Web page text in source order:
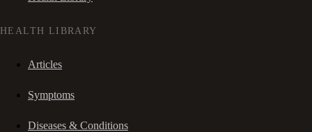
HEALTH LIBRARY
Articles
Symptoms
Diseases & Conditions